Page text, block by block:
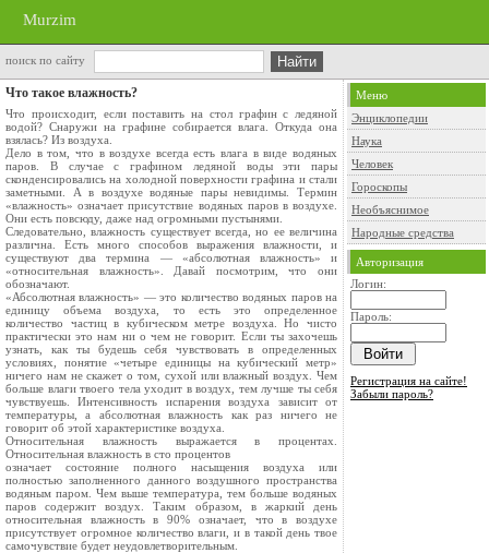
Murzim
поиск по сайту
Что такое влажность?
Что происходит, если поставить на стол графин с ледяной
водой? Снаружи на графине соби­рается влага. Откуда она
взялась? Из воздуха.
Дело в том, что в воздухе всегда есть влага в виде водяных
паров. В случае с графином ледя­ной воды эти пары
сконденсировались на холод­ной поверхности графина и стали
заметными. А в воздухе водяные пары невидимы. Термин
«влаж­ность» означает присутствие водяных паров в воз­духе.
Они есть повсюду, даже над огромными пу­стынями.
Следовательно, влажность существует всегда, но ее величина
различна. Есть много способов выражения влажности, и
существуют два терми­на — «абсолютная влажность» и
«относительная влажность». Давай посмотрим, что они
обознача­ют.
«Абсолютная влажность» — это количество во­дяных паров на
единицу объема воздуха, то есть это определенное
количество частиц в кубиче­ском метре воздуха. Но чисто
практически это нам ни о чем не говорит. Если ты захочешь
уз­нать, как ты будешь себя чувствовать в опреде­ленных
условиях, понятие «четыре единицы на кубический метр»
ничего нам не скажет о том, сухой или влажный воздух. Чем
больше влаги твоего тела уходит в воздух, тем лучше ты себя
чувствуешь. Интенсивность испарения воздуха за­висит от
температуры, а абсолютная влажность как раз ничего не
говорит об этой характеристике воздуха.
Относительная влажность выражается в про­центах.
Относительная влажность в сто процентов
означает состояние полного насыщения воздуха или
полностью заполненного данного воздушного пространства
водяным паром. Чем выше темпера­тура, тем больше водяных
паров содержит воздух. Таким образом, в жаркий день
относительная влажность в 90% означает, что в воздухе
присут­ствует огромное количество влаги, и в такой день твое
самочувствие будет неудовлетворительным.
Меню
Энциклопедии
Наука
Человек
Гороскопы
Необъяснимое
Народные средства
Авторизация
Логин:
Пароль:
Регистрация на сайте!
Забыли пароль?